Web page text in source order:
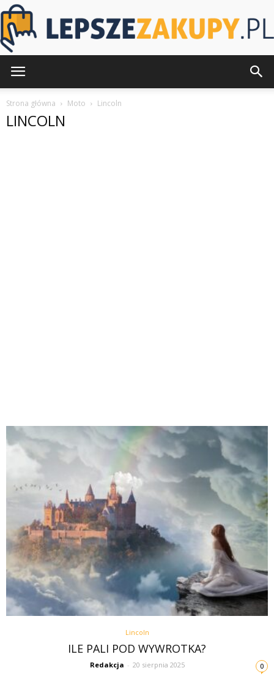
Strona główna Moto Lincoln
LINCOLN
Lincoln
ILE PALI POD WYWROTKA?
Redakcja - 20 sierpnia 2025 0